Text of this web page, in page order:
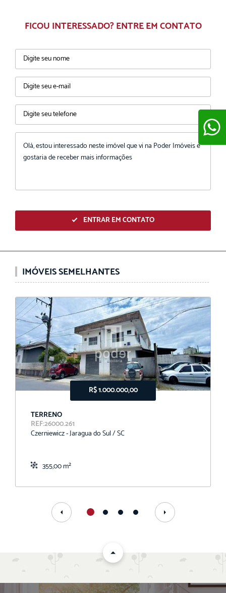
FICOU INTERESSADO? ENTRE EM CONTATO
ENTRAR EM CONTATO
IMÓVEIS SEMELHANTES
R$ 1.000.000,00
TERRENO
REF:26000.261
Czerniewicz - Jaragua do Sul / SC
355,00 m²
ENVIAR